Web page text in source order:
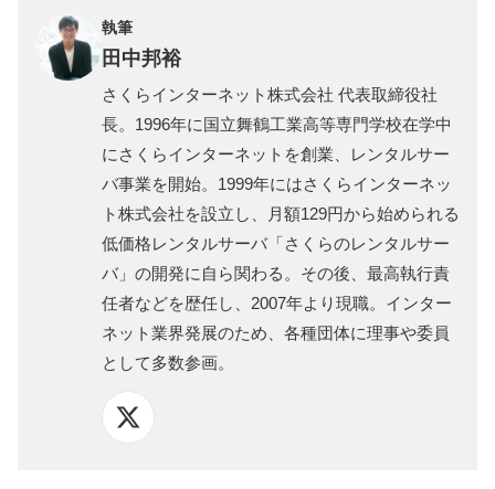
執筆
田中邦裕
さくらインターネット株式会社 代表取締役社
長。1996年に国立舞鶴工業高等専門学校在学中
にさくらインターネットを創業、レンタルサー
バ事業を開始。1999年にはさくらインターネッ
ト株式会社を設立し、月額129円から始められる
低価格レンタルサーバ「さくらのレンタルサー
バ」の開発に自ら関わる。その後、最高執行責
任者などを歴任し、2007年より現職。インター
ネット業界発展のため、各種団体に理事や委員
として多数参画。